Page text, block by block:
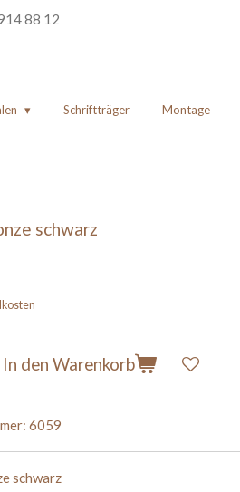
88 12
Schriftträger Montage
schwarz
In den Warenkorb
6059
schwarz